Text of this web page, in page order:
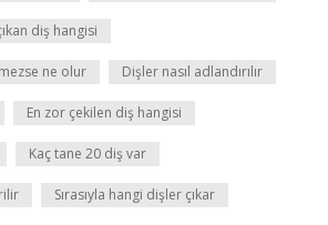
diş hangisi
ne olur Dişler nasıl adlandırılır
En zor çekilen diş hangisi
Kaç tane 20 diş var
Sırasıyla hangi dişler çıkar